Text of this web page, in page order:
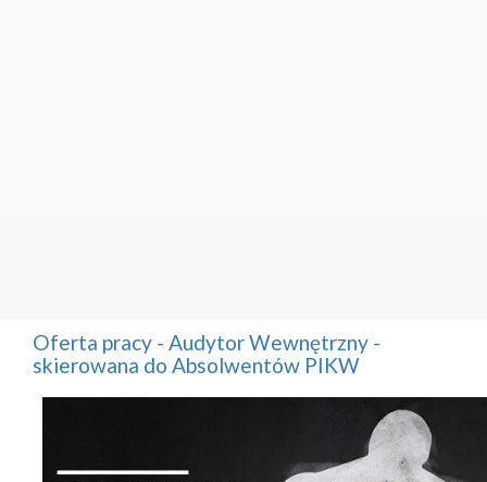
Oferta pracy - Audytor Wewnętrzny -
skierowana do Absolwentów PIKW